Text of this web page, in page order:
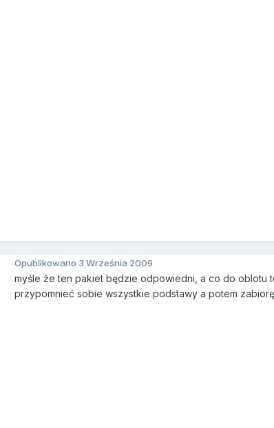
Opublikowano 3 Września 2009
myśle że ten pakiet będzie odpowiedni, a co do oblotu
przypomnieć sobie wszystkie podstawy a potem